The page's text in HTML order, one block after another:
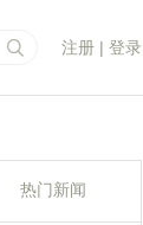
注册 | 登录
热门新闻